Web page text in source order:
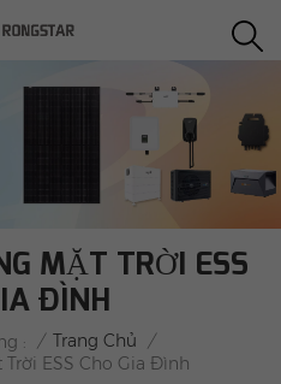
MẶT TRỜI ESS
ĐÌNH
: / Trang Chủ
/
ESS Cho Gia Đình